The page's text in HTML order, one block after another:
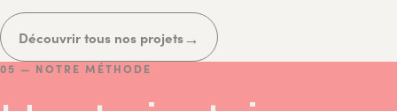
Découvrir tous nos projets→
05 — NOTRE MÉTHODE